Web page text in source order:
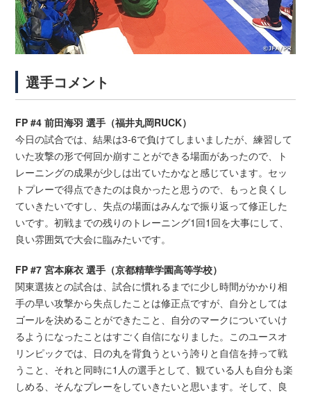
選手コメント
FP #4 前田海羽 選手（福井丸岡RUCK）
今日の試合では、結果は3-6で負けてしまいましたが、練習して
いた攻撃の形で何回か崩すことができる場面があったので、ト
レーニングの成果が少しは出ていたかなと感じています。セッ
トプレーで得点できたのは良かったと思うので、もっと良くし
ていきたいですし、失点の場面はみんなで振り返って修正した
いです。初戦までの残りのトレーニング1回1回を大事にして、
良い雰囲気で大会に臨みたいです。
FP #7 宮本麻衣 選手（京都精華学園高等学校）
関東選抜との試合は、試合に慣れるまでに少し時間がかかり相
手の早い攻撃から失点したことは修正点ですが、自分としては
ゴールを決めることができたこと、自分のマークについていけ
るようになったことはすごく自信になりました。このユースオ
リンピックでは、日の丸を背負うという誇りと自信を持って戦
うこと、それと同時に1人の選手として、観ている人も自分も楽
しめる、そんなプレーをしていきたいと思います。そして、良